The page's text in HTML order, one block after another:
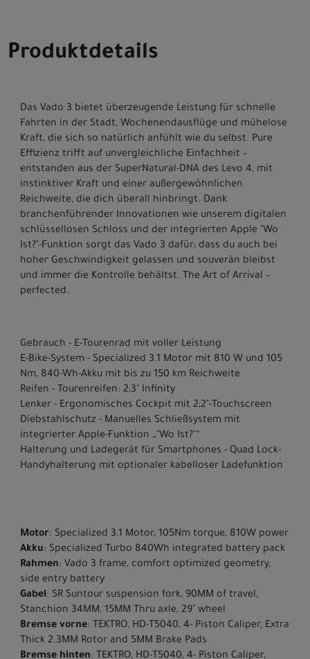
Produktdetails
Das Vado 3 bietet überzeugende Leistung für schnelle
Fahrten in der Stadt, Wochenendausflüge und mühelose
Kraft, die sich so natürlich anfühlt wie du selbst. Pure
Effizienz trifft auf unvergleichliche Einfachheit –
entstanden aus der SuperNatural-DNA des Levo 4, mit
instinktiver Kraft und einer außergewöhnlichen
Reichweite, die dich überall hinbringt. Dank
branchenführender Innovationen wie unserem digitalen
schlüssellosen Schloss und der integrierten Apple "Wo
Ist?"-Funktion sorgt das Vado 3 dafür; dass du auch bei
hoher Geschwindigkeit gelassen und souverän bleibst
und immer die Kontrolle behältst. The Art of Arrival –
perfected.
Gebrauch - E-Tourenrad mit voller Leistung
E-Bike-System - Specialized 3.1 Motor mit 810 W und 105
Nm, 840-Wh-Akku mit bis zu 150 km Reichweite
Reifen - Tourenreifen: 2;3" Infinity
Lenker - Ergonomisches Cockpit mit 2;2"-Touchscreen
Diebstahlschutz - Manuelles Schließsystem mit
integrierter Apple-Funktion „"Wo Ist?"“
Halterung und Ladegerät für Smartphones - Quad Lock-
Handyhalterung mit optionaler kabelloser Ladefunktion
Motor: Specialized 3.1 Motor, 105Nm torque, 810W power
Akku: Specialized Turbo 840Wh integrated battery pack
Rahmen: Vado 3 frame, comfort optimized geometry,
side entry battery
Gabel: SR Suntour suspension fork, 90MM of travel,
Stanchion 34MM, 15MM Thru axle, 29" wheel
Bremse vorne: TEKTRO, HD-T5040, 4- Piston Caliper, Extra
Thick 2.3MM Rotor and 5MM Brake Pads
Bremse hinten: TEKTRO, HD-T5040, 4- Piston Caliper,